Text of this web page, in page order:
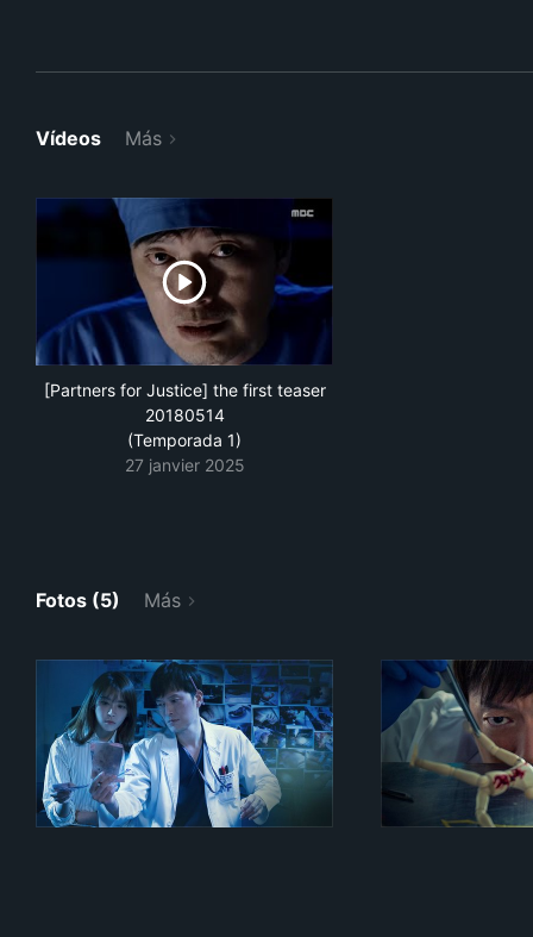
Vídeos Más
[Partners for Justice] the first teaser
20180514
(Temporada 1)
27 janvier 2025
Fotos (5) Más